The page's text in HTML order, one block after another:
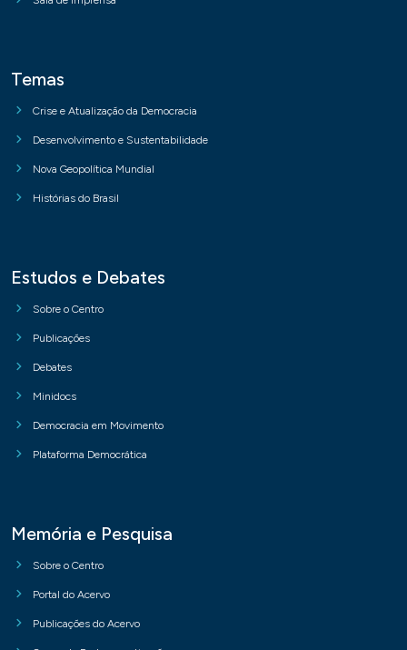
Temas
Crise e Atualização da Democracia
Desenvolvimento e Sustentabilidade
Nova Geopolítica Mundial
Histórias do Brasil
Estudos e Debates
Sobre o Centro
Publicações
Debates
Minidocs
Democracia em Movimento
Plataforma Democrática
Memória e Pesquisa
Sobre o Centro
Portal do Acervo
Publicações do Acervo